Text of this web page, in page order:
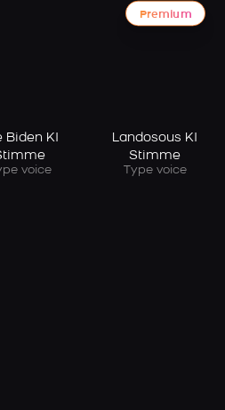
Biden KI
voice
Premium
Landosous KI
Stimme
Type voice